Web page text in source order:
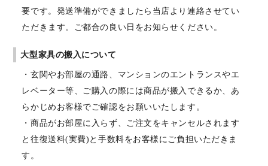
要です。発送準備ができましたら当店より連絡させてい
ただきます。ご都合の良い日をお知らせください。
大型家具の搬入について
・玄関やお部屋の通路、マンションのエントランスやエ
レベーター等、ご購入の際には商品が搬入できるか、あ
らかじめお客様でご確認をお願いいたします。
・商品がお部屋に入らず、ご注文をキャンセルされます
と往復送料(実費)と手数料をお客様にご負担いただきま
す。